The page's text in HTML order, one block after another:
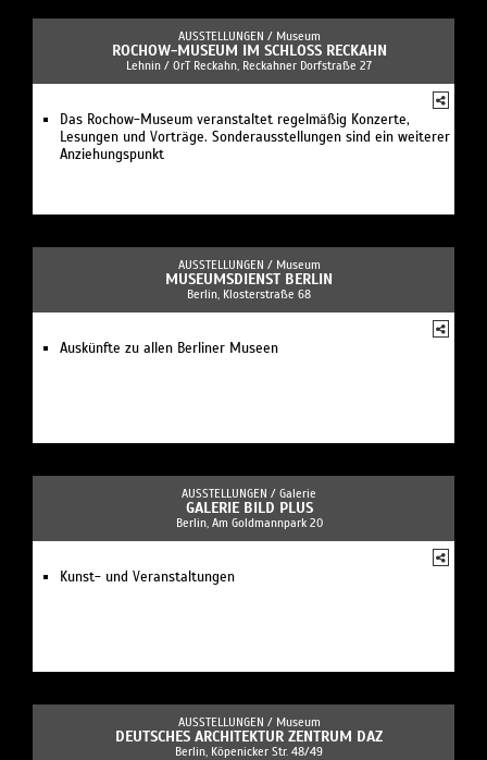
AUSSTELLUNGEN / Museum
ROCHOW-MUSEUM IM SCHLOSS RECKAHN
Lehnin / OrT Reckahn, Reckahner Dorfstraße 27
Das Rochow-Museum veranstaltet regelmäßig Konzerte,
Lesungen und Vorträge. Sonderausstellungen sind ein weiterer
Anziehungspunkt
AUSSTELLUNGEN / Museum
MUSEUMSDIENST BERLIN
Berlin, Klosterstraße 68
Auskünfte zu allen Berliner Museen
AUSSTELLUNGEN / Galerie
GALERIE BILD PLUS
Berlin, Am Goldmannpark 20
Kunst- und Veranstaltungen
AUSSTELLUNGEN / Museum
DEUTSCHES ARCHITEKTUR ZENTRUM DAZ
Berlin, Köpenicker Str. 48/49